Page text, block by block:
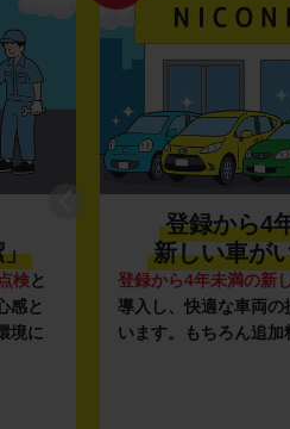
」
検と
感と
境に
登録から4
新しい車が
登録から4年未満の新
導入し、快適な車両の
います。もちろん追加